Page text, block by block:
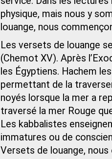
physique, mais nous y
louange, nous
Les versets de louange
(Chemot XV). Après
les Égyptiens. Hachem
permettant de la
noyés lorsque la mer a
traversé la mer Rouge
Les kabbalistes
immatures ou de
Versets de louange,